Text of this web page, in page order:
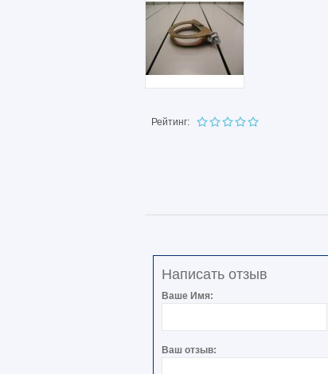
Рейтинг:
Написать отзыв
Ваше Имя:
Ваш отзыв: